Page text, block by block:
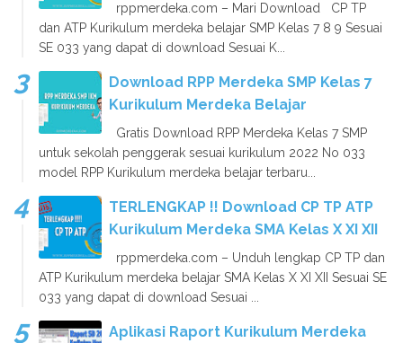
rppmerdeka.com – Mari Download CP TP
dan ATP Kurikulum merdeka belajar SMP Kelas 7 8 9 Sesuai
SE 033 yang dapat di download Sesuai K...
Download RPP Merdeka SMP Kelas 7
Kurikulum Merdeka Belajar
Gratis Download RPP Merdeka Kelas 7 SMP
untuk sekolah penggerak sesuai kurikulum 2022 No 033
model RPP Kurikulum merdeka belajar terbaru...
TERLENGKAP !! Download CP TP ATP
Kurikulum Merdeka SMA Kelas X XI XII
rppmerdeka.com – Unduh lengkap CP TP dan
ATP Kurikulum merdeka belajar SMA Kelas X XI XII Sesuai SE
033 yang dapat di download Sesuai ...
Aplikasi Raport Kurikulum Merdeka